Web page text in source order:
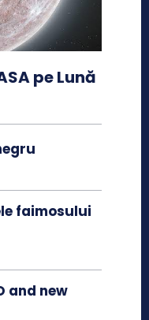
pe Lună
faimosului
and new